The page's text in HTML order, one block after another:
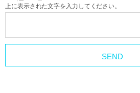
上に表示された文字を入力してください。